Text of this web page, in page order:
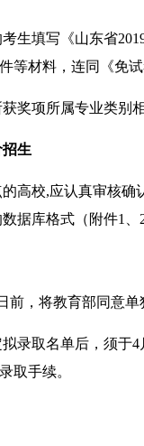
生填写《山东省
等材料，连同《免
奖项所属专业类别
生
高校,应认真审核
数据库格式（附件1
前，将教育部同意
录取名单后，须于
取手续。